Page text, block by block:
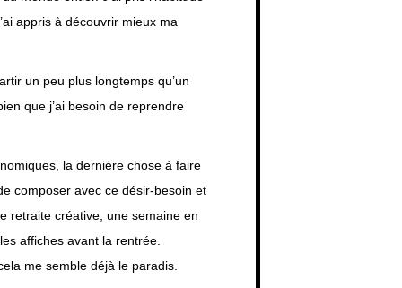
appris à découvrir mieux ma
un peu plus longtemps qu’un
que j’ai besoin de reprendre
la dernière chose à faire
composer avec ce désir-besoin et
retraite créative, une semaine en
affiches avant la rentrée.
me semble déjà le paradis.